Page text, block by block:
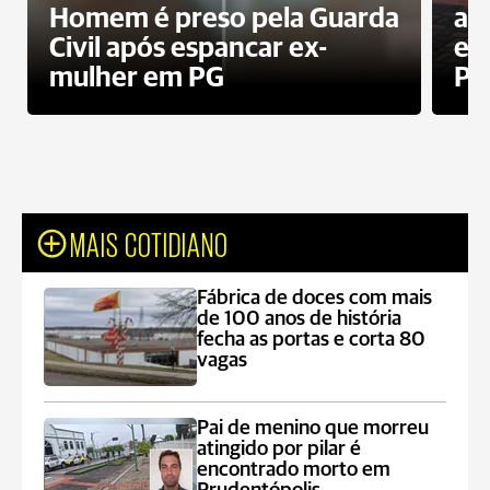
Homem é preso pela Guarda
Civil após espancar ex-
mulher em PG
MAIS COTIDIANO
Fábrica de doces com mais
de 100 anos de história
fecha as portas e corta 80
vagas
Pai de menino que morreu
atingido por pilar é
encontrado morto em